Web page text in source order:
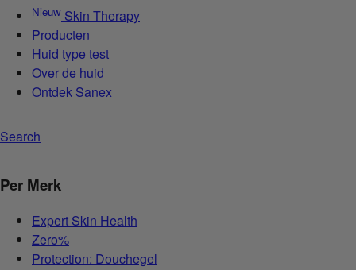
Nieuw Skin Therapy
Producten
Huid type test
Over de huid
Ontdek Sanex
Search
Per Merk
Expert Skin Health
Zero%
Protection: Douchegel